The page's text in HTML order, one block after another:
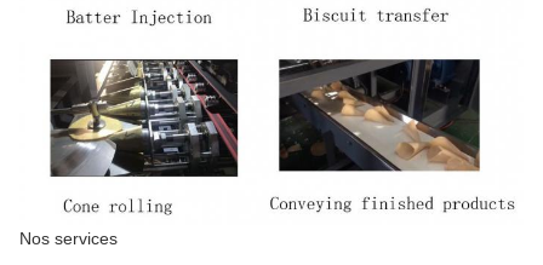
Nos services